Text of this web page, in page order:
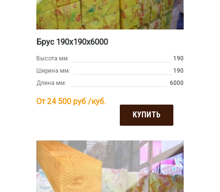
Брус 190х190х6000
Высота мм:
190
Ширина мм:
190
Длина мм:
6000
От 24 500 руб /куб.
КУПИТЬ